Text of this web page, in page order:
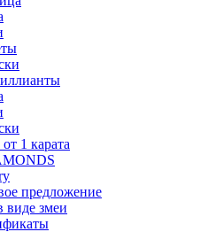
1 карата
предложение
виде змеи